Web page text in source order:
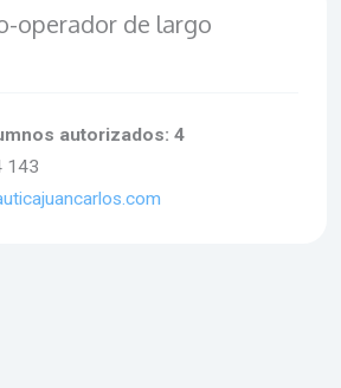
operador de largo
autorizados: 4
143